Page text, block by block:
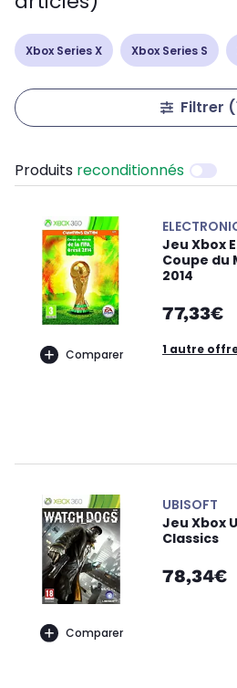
Xbox Series X Xbox Series S
Filtrer
Produits reconditionnés
Comparer
Jeu Xbox
Coupe du
2014
77,33€
1 autre
Comparer
UBISOFT
Jeu Xbox
Classics
78,34€